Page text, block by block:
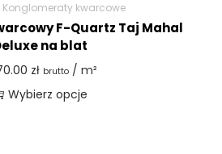
Konglomeraty kwarcowe
F-Quartz Taj Mahal
na blat
zł brutto/ m²
Wybierz opcje